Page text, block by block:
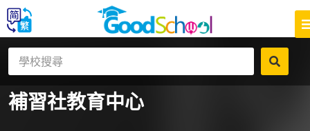
補習社教育中心